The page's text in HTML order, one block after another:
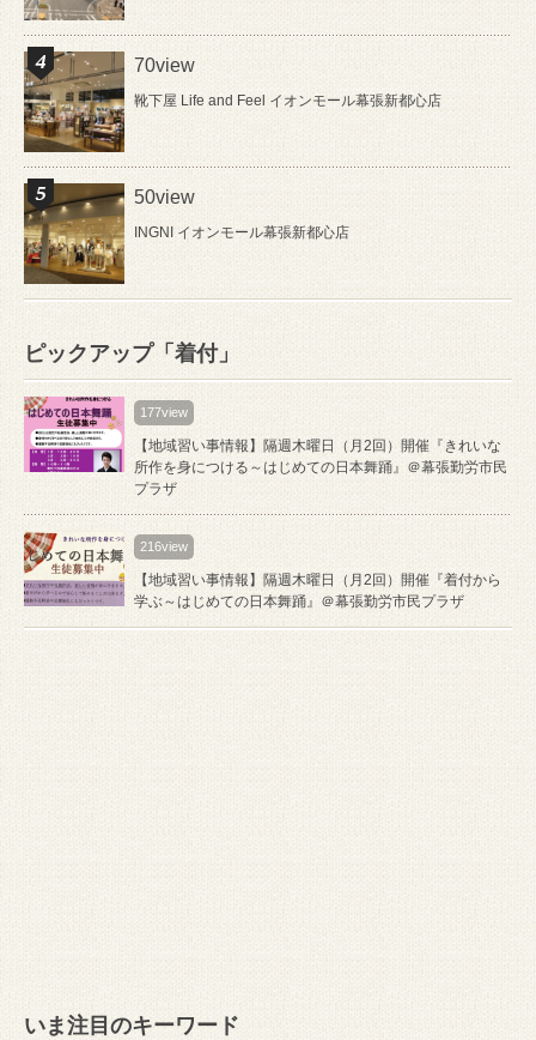
70view
靴下屋 Life and Feel イオンモール幕張新都心店
50view
INGNI イオンモール幕張新都心店
ピックアップ「着付」
177view
【地域習い事情報】隔週木曜日（月2回）開催『きれいな
所作を身につける～はじめての日本舞踊』＠幕張勤労市民
プラザ
216view
【地域習い事情報】隔週木曜日（月2回）開催『着付から
学ぶ～はじめての日本舞踊』＠幕張勤労市民プラザ
いま注目のキーワード